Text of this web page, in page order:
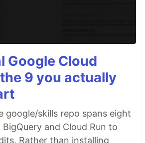
Google Cloud
9 you actually
google/skills repo spans eight
and Cloud Run to
Rather than installing